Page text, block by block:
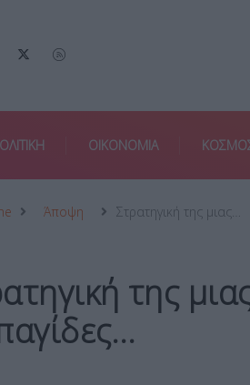
ΟΙΚΟΝΟΜΙΑ
Άποψη Στρατηγική της μιας…
της